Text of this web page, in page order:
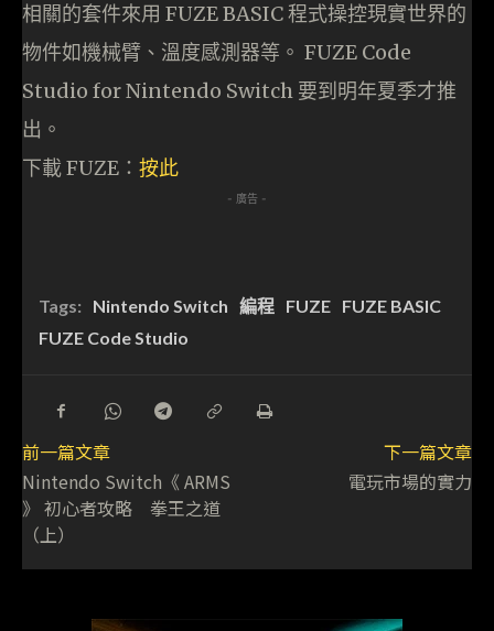
相關的套件來用 FUZE BASIC 程式操控現實世界的
物件如機械臂、溫度感測器等。 FUZE Code
Studio for Nintendo Switch 要到明年夏季才推
出。
下載 FUZE： 按此
- 廣告 -
Tags: Nintendo Switch 編程 FUZE FUZE BASIC
FUZE Code Studio
前一篇文章
Nintendo Switch《 ARMS
》 初心者攻略 拳王之道
（上）
下一篇文章
電玩市場的實力